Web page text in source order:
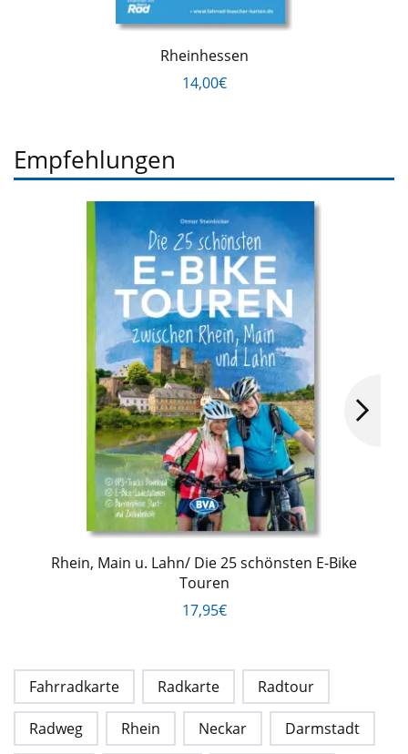
Rheinhessen
14,00€
Empfehlungen
Rhein, Main u. Lahn/ Die 25 schönsten E-Bike
Touren
17,95€
Fahrradkarte Radkarte Radtour
Radweg Rhein Neckar Darmstadt